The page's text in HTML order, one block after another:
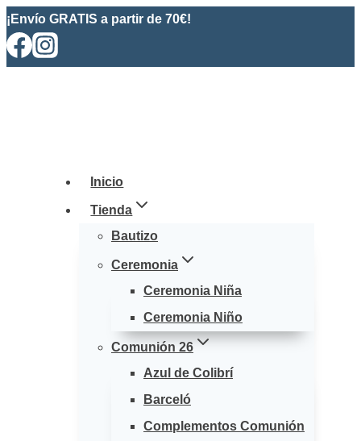
Saltar
al
contenido
¡Envío GRATIS a partir de 70€!
Inicio
Tienda
Bautizo
Ceremonia
Ceremonia Niña
Ceremonia Niño
Comunión 26
Azul de Colibrí
Barceló
Complementos Comunión